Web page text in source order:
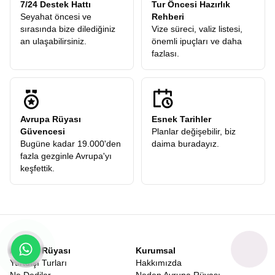
7/24 Destek Hattı
Seyahat öncesi ve
sırasında bize dilediğiniz
an ulaşabilirsiniz.
Tur Öncesi Hazırlık
Rehberi
Vize süreci, valiz listesi,
önemli ipuçları ve daha
fazlası.
Avrupa Rüyası
Güvencesi
Bugüne kadar 19.000'den
fazla gezginle Avrupa'yı
keşfettik.
Esnek Tarihler
Planlar değişebilir, biz
daima buradayız.
Avrupa Rüyası
Yurtdışı Turları
Kurumsal
Hakkımızda